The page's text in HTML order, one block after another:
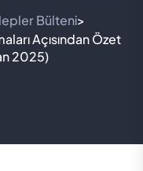
Bülteni>
Açısından Özet
2025)